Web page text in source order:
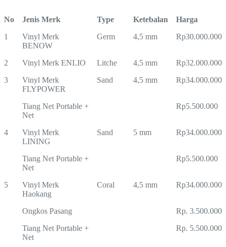
No Jenis Merk Type Ketebalan
Harga
1
Vinyl Merk
BENOW
Germ 4,5 mm Rp30.000.000
2 Vinyl Merk ENLIO Litche 4,5 mm
Rp32.000.000
3
Vinyl Merk
FLYPOWER
Sand 4,5 mm Rp34.000.000
Tiang Net Portable +
Net
Rp5.500.000
4
Vinyl Merk
LINING
Sand 5 mm Rp34.000.000
Tiang Net Portable +
Net
Rp5.500.000
5
Vinyl Merk
Haokang
Coral 4,5 mm Rp34.000.000
Ongkos Pasang
Rp. 3.500.000
Tiang Net Portable +
Net
Rp. 5.500.000